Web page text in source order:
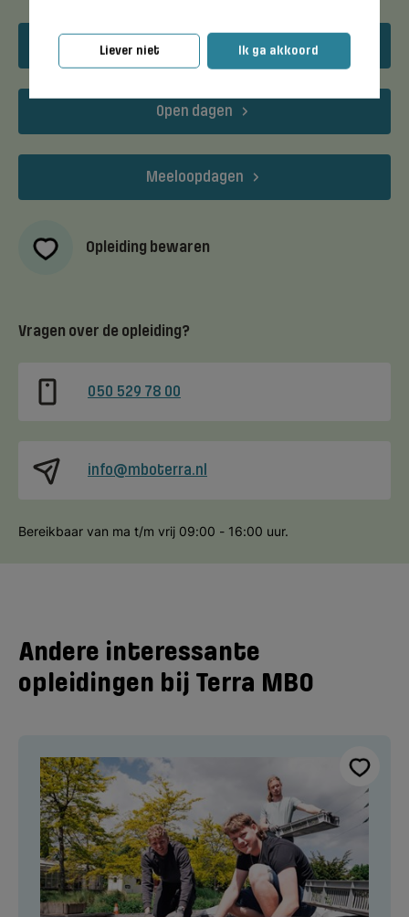
Liever niet Ik ga akkoord
Download opleidingsflyer
Open dagen
Meeloopdagen
Opleiding bewaren
Vragen over de opleiding?
050 529 78 00
info@mboterra.nl
Bereikbaar van ma t/m vrij 09:00 - 16:00 uur.
Andere interessante
opleidingen bij Terra MBO